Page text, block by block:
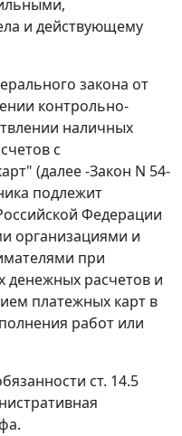
и действующему
закона от
контрольно-
наличных
с
(далее -Закон N 54-
подлежит
Федерации
организациями и
при
денежных расчетов и
платежных карт в
работ или
ст. 14.5